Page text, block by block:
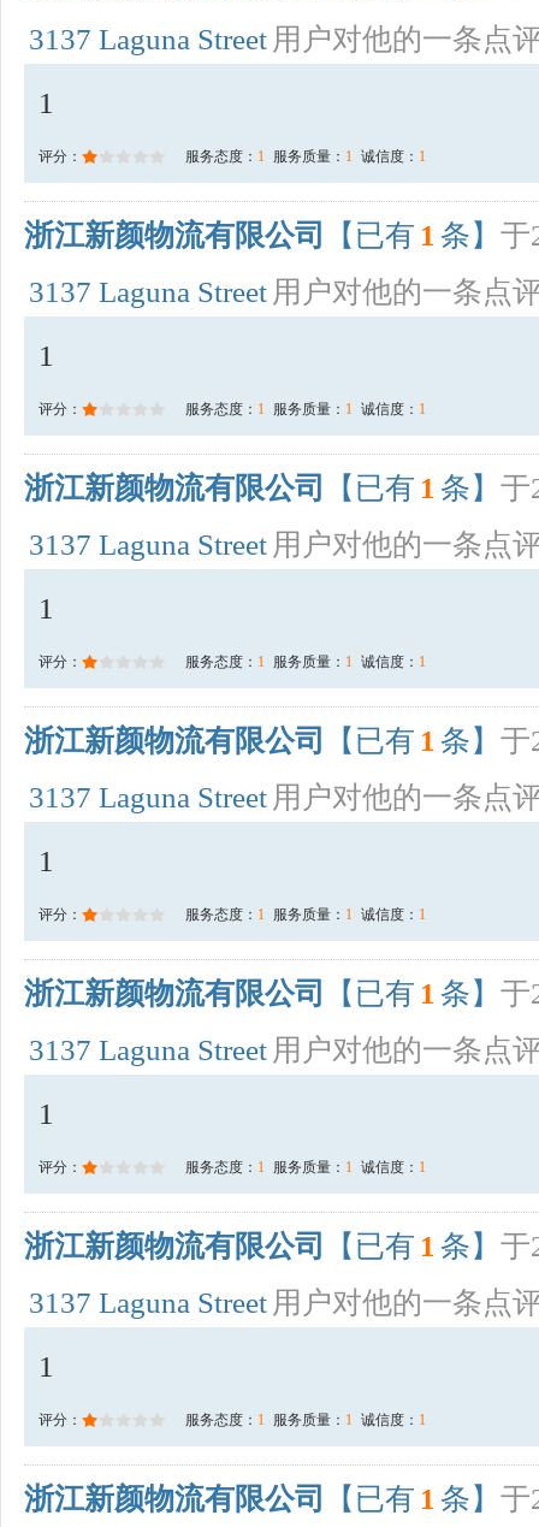
3137 Laguna Street 用户对他的一条点
1
评分： 服务态度： 1 服务质量： 1 诚信度： 1
浙江新颜物流有限公司 【已有 1 条】 于
3137 Laguna Street 用户对他的一条点
1
评分： 服务态度： 1 服务质量： 1 诚信度： 1
浙江新颜物流有限公司 【已有 1 条】 于
3137 Laguna Street 用户对他的一条点
1
评分： 服务态度： 1 服务质量： 1 诚信度： 1
浙江新颜物流有限公司 【已有 1 条】 于
3137 Laguna Street 用户对他的一条点
1
评分： 服务态度： 1 服务质量： 1 诚信度： 1
浙江新颜物流有限公司 【已有 1 条】 于
3137 Laguna Street 用户对他的一条点
1
评分： 服务态度： 1 服务质量： 1 诚信度： 1
浙江新颜物流有限公司 【已有 1 条】 于
3137 Laguna Street 用户对他的一条点
1
评分： 服务态度： 1 服务质量： 1 诚信度： 1
浙江新颜物流有限公司 【已有 1 条】 于